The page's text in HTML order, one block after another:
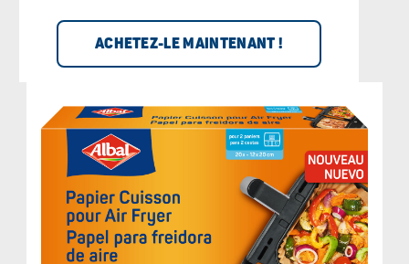
ACHETEZ-LE MAINTENANT !